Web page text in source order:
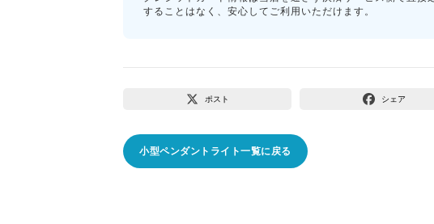
することはなく、安心してご利用いただけます。
ポスト シェア
小型ペンダントライト一覧に戻る